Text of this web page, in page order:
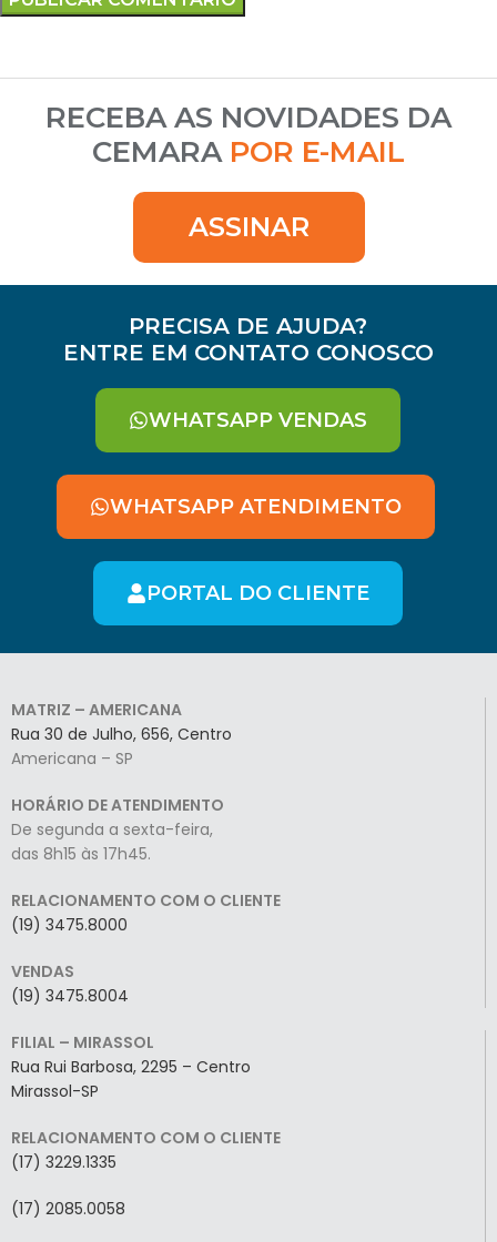
RECEBA AS NOVIDADES DA
CEMARA POR E-MAIL
ASSINAR
PRECISA DE AJUDA?
ENTRE EM CONTATO CONOSCO
WHATSAPP VENDAS
WHATSAPP ATENDIMENTO
PORTAL DO CLIENTE
MATRIZ – AMERICANA
Rua 30 de Julho, 656, Centro
Americana – SP
HORÁRIO DE ATENDIMENTO
De segunda a sexta-feira,
das 8h15 às 17h45.
RELACIONAMENTO COM O CLIENTE
(19) 3475.8000
VENDAS
(19) 3475.8004
FILIAL – MIRASSOL
Rua Rui Barbosa, 2295 – Centro
Mirassol-SP
RELACIONAMENTO COM O CLIENTE
(17) 3229.1335
(17) 2085.0058